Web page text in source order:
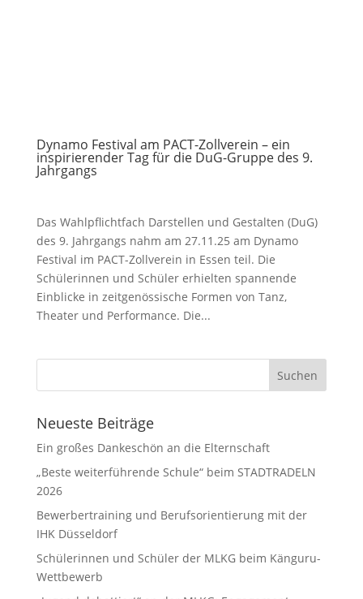
Dynamo Festival am PACT-Zollverein – ein
inspirierender Tag für die DuG-Gruppe des 9.
Jahrgangs
Das Wahlpflichtfach Darstellen und Gestalten (DuG)
des 9. Jahrgangs nahm am 27.11.25 am Dynamo
Festival im PACT-Zollverein in Essen teil. Die
Schülerinnen und Schüler erhielten spannende
Einblicke in zeitgenössische Formen von Tanz,
Theater und Performance. Die...
Neueste Beiträge
Ein großes Dankeschön an die Elternschaft
„Beste weiterführende Schule“ beim STADTRADELN
2026
Bewerbertraining und Berufsorientierung mit der
IHK Düsseldorf
Schülerinnen und Schüler der MLKG beim Känguru-
Wettbewerb